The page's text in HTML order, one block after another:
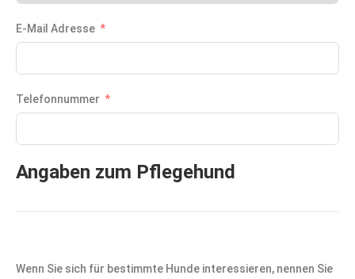
E-Mail Adresse
Telefonnummer
Angaben zum Pflegehund
Wenn Sie sich für bestimmte Hunde interessieren, nennen Sie